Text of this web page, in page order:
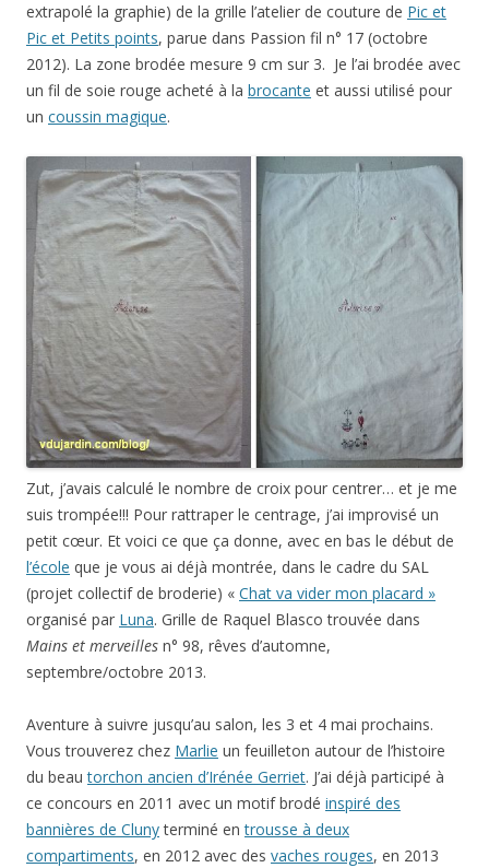
extrapolé la graphie) de la grille l’atelier de couture de Pic et
Pic et Petits points, parue dans Passion fil n° 17 (octobre
2012). La zone brodée mesure 9 cm sur 3. Je l’ai brodée avec
un fil de soie rouge acheté à la brocante et aussi utilisé pour
un coussin magique.
Zut, j’avais calculé le nombre de croix pour centrer… et je me
suis trompée!!! Pour rattraper le centrage, j’ai improvisé un
petit cœur. Et voici ce que ça donne, avec en bas le début de
l’école que je vous ai déjà montrée, dans le cadre du SAL
(projet collectif de broderie) « Chat va vider mon placard »
organisé par Luna. Grille de Raquel Blasco trouvée dans
Mains et merveilles n° 98, rêves d’automne,
septembre/octobre 2013.
Aventure à suivre jusqu’au salon, les 3 et 4 mai prochains.
Vous trouverez chez Marlie un feuilleton autour de l’histoire
du beautorchon ancien d’Irénée Gerriet. J’ai déjà participé à
ce concours en 2011 avec un motif brodé inspiré des
bannières de Clunyterminé entrousse à deux
compartiments, en 2012 avec des vaches rouges, en 2013